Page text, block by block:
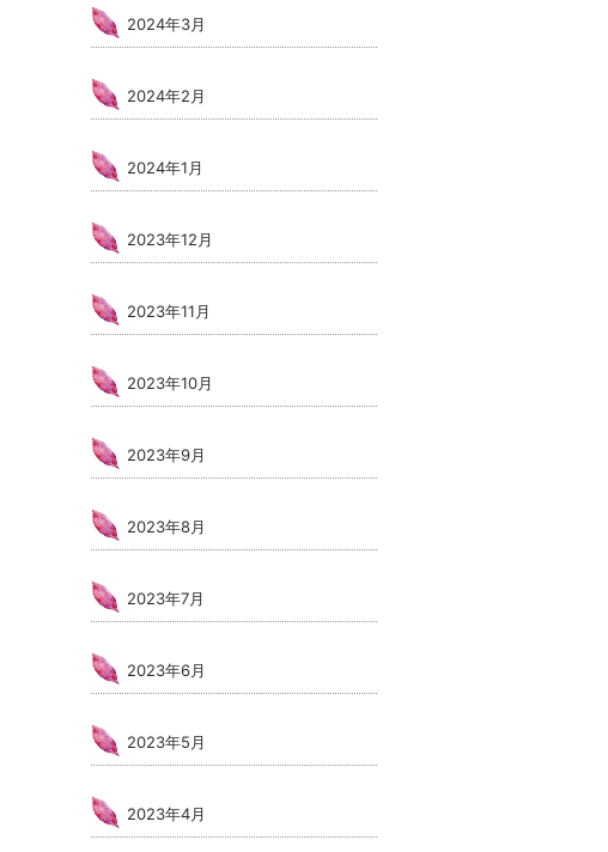
2024年3月
2024年2月
2024年1月
2023年12月
2023年11月
2023年10月
2023年9月
2023年8月
2023年7月
2023年6月
2023年5月
2023年4月